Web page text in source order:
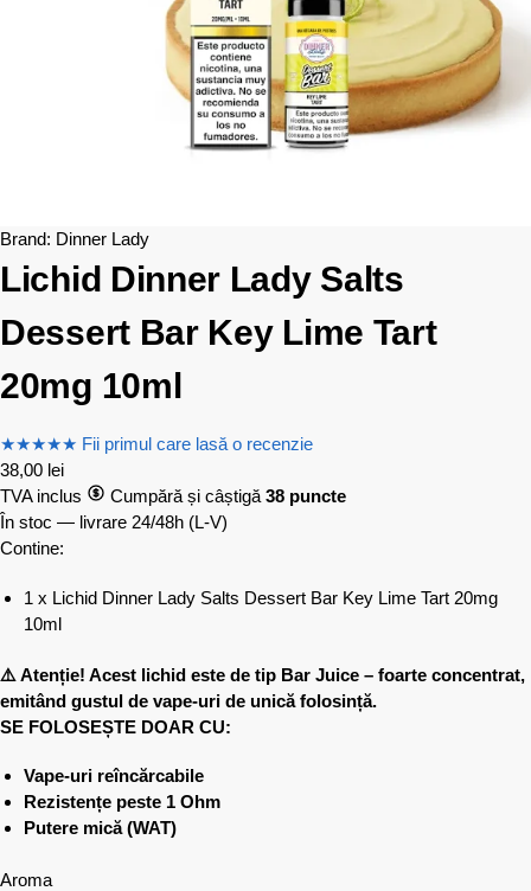
Brand: Dinner Lady
Lichid Dinner Lady Salts
Dessert Bar Key Lime Tart
20mg 10ml
★★★★★ Fii primul care lasă o recenzie
38,00 lei
TVA inclus
Cumpără și câștigă 38 puncte
În stoc — livrare 24/48h (L-V)
Contine:
1 x Lichid Dinner Lady Salts Dessert Bar Key Lime Tart 20mg
10ml
⚠️ Atenție! Acest lichid este de tip Bar Juice – foarte concentrat,
emitând gustul de vape-uri de unică folosință.
SE FOLOSEȘTE DOAR CU:
Vape-uri reîncărcabile
Rezistențe peste 1 Ohm
Putere mică (WAT)
Aroma